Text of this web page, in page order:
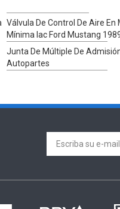
Válvula De Control De Aire En
Mínima Iac Ford Mustang
Junta De Múltiple De
Autopartes